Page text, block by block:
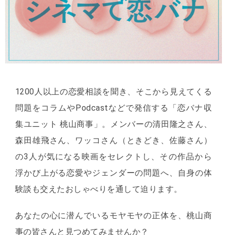
1200人以上の恋愛相談を聞き、そこから見えてくる
問題をコラムやPodcastなどで発信する「恋バナ収
集ユニット 桃山商事」。メンバーの清田隆之さん、
森田雄飛さん、ワッコさん（ときどき、佐藤さん）
の3人が気になる映画をセレクトし、その作品から
浮かび上がる恋愛やジェンダーの問題へ、自身の体
験談も交えたおしゃべりを通して迫ります。
あなたの心に潜んでいるモヤモヤの正体を、桃山商
事の皆さんと見つめてみませんか？